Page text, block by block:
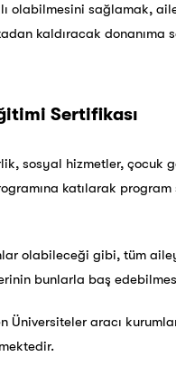
olabilmesini sağlamak,
kaldıracak
Sertifikası
sosyal hizmetler,
katılarak
olabileceği gibi, tüm
bunlarla baş
Üniversiteler aracı